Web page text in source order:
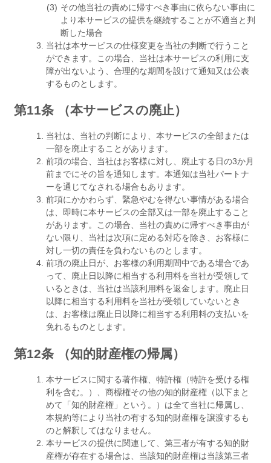
その他当社の責めに帰すべき事由に依らない事由に
より本サービスの提供を継続することが不適当と判
断した場合
当社は本サービスの仕様変更を当社の判断で行うこと
ができます。この場合、当社は本サービスの利用に支
障が出ないよう、合理的な期間を設けて通知又は公表
するものとします。
第11条 （本サービスの廃止）
当社は、当社の判断により、本サービスの全部または
一部を廃止することがあります。
前項の場合、当社はお客様に対し、廃止する日の3か月
前までにその旨を通知します。本通知は当社パートナ
ーを通じてなされる場合もあります。
前項にかかわらず、緊急やむを得ない事情がある場合
は、即時に本サービスの全部又は一部を廃止すること
があります。この場合、当社の責めに帰すべき事由が
ない限り、当社は次項に定める対応を除き、お客様に
対し一切の責任を負わないものとします。
前項の廃止日が、お客様の利用期間中である場合であ
って、廃止日以降に相当する利用料を当社が受領して
いるときは、当社は当該利用料を返金します。廃止日
以降に相当する利用料を当社が受領していないとき
は、お客様は廃止日以降に相当する利用料の支払いを
免れるものとします。
第12条 （知的財産権の帰属）
本サービスに関する著作権、特許権（特許を受ける権
利を含む。）、商標権その他の知的財産権（以下まと
めて「知的財産権」という。）は全て当社に帰属し、
本規約等により当社の有する知的財産権を譲渡するも
のと解釈してはなりません。
本サービスの提供に関連して、第三者が有する知的財
産権が存在する場合は、当該知的財産権は当該第三者